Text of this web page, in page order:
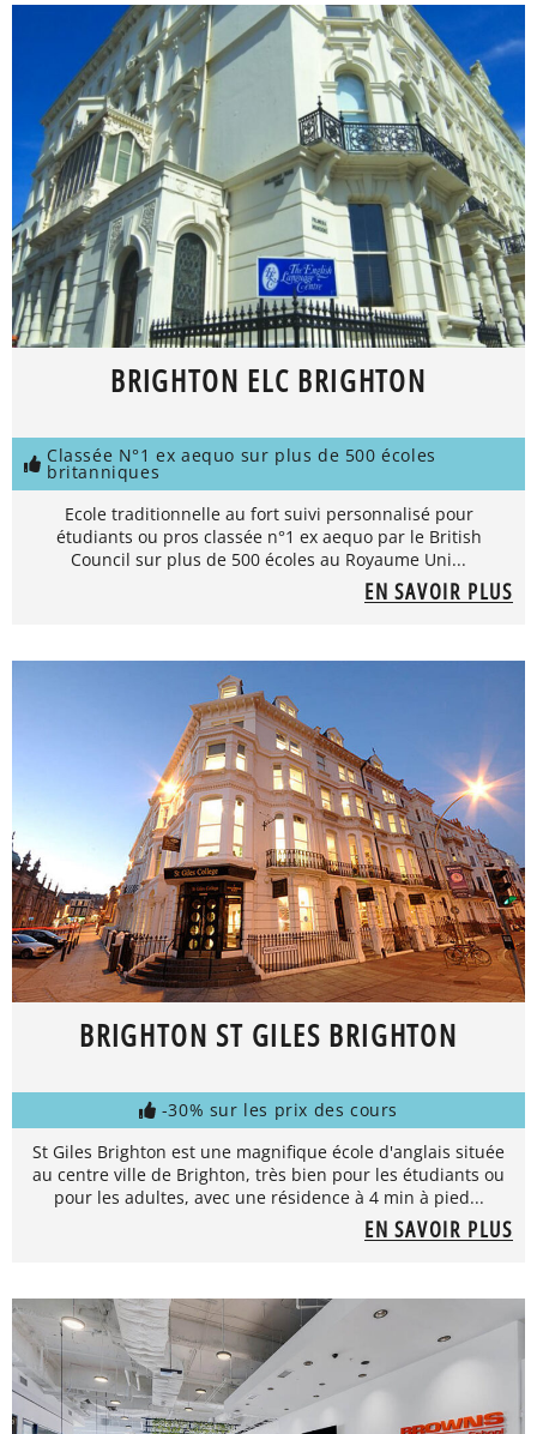
BRIGHTON ELC BRIGHTON
Classée N°1 ex aequo sur plus de 500 écoles
britanniques
Ecole traditionnelle au fort suivi personnalisé pour
étudiants ou pros classée n°1 ex aequo par le British
Council sur plus de 500 écoles au Royaume Uni...
EN SAVOIR PLUS
BRIGHTON ST GILES BRIGHTON
-30% sur les prix des cours
St Giles Brighton est une magnifique école d'anglais située
au centre ville de Brighton, très bien pour les étudiants ou
pour les adultes, avec une résidence à 4 min à pied...
EN SAVOIR PLUS